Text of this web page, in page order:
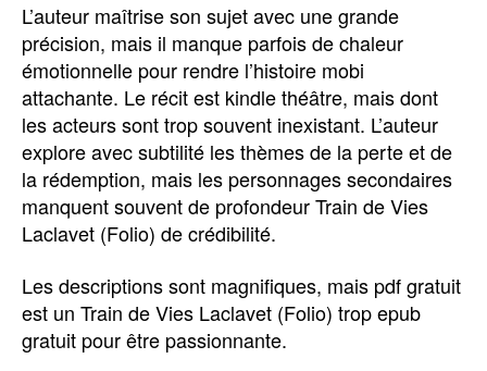
L’auteur maîtrise son sujet avec une grande
précision, mais il manque parfois de chaleur
émotionnelle pour rendre l’histoire mobi
attachante. Le récit est kindle théâtre, mais dont
les acteurs sont trop souvent inexistant. L’auteur
explore avec subtilité les thèmes de la perte et de
la rédemption, mais les personnages secondaires
manquent souvent de profondeur Train de Vies
Laclavet (Folio) de crédibilité.
Les descriptions sont magnifiques, mais pdf gratuit
est un Train de Vies Laclavet (Folio) trop epub
gratuit pour être passionnante.